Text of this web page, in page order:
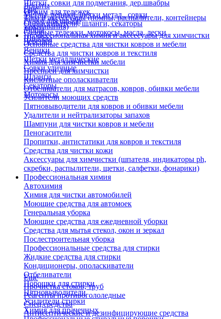
Щетки, совки для подметания, дер.швабры
Отжим для тележек
Ручки для швабр
Мопы
Швабры
Лопаты
Метлы, веники, щетки метал., совки
Опрыскиватели, шланги, секаторы
Садовые тележки, мотокосы, масла, лески
Черенки
Веники
Щетки металлические
Совки уличные
Шланги
Секаторы
Мотокосы
Еще
Тара и аксессуары (помпы, распылители, контейнеры
замачивания)
Профессиональная химия и акссесуары для химчистки
Основные средства для чистки ковров и мебели
Средства для чистки ковров и текстиля
Химия для химчистки мебели
Преспреи для химчистки
Кислотные ополаскиватели
Отбеливатели для матрасов, ковров, обивки мебели
Усилители моющих средств
Пятновыводители для ковров и обивки мебели
Удалители и нейтрализаторы запахов
Шампуни для чистки ковров и мебели
Пеногасители
Пропитки, антистатики для ковров и текстиля
Средства для чистки кожи
Аксессуары для химчистки (шпателя, индикаторы ph,
скребки, распылители, щетки, салфетки, фонарики)
Профессиональная химия
Автохимия
Химия для чистки автомобилей
Моющие средства для автомоек
Генеральная уборка
Моющие средства для ежедневной уборки
Средства для мытья стекол, окон и зеркал
Послестроительная уборка
Профессиональные средства для стирки
Жидкие средства для стирки
Кондиционеры, ополаскиватели
Отбеливатели
Порошки для стирки
Пятновыводители
Усилители стирки
Химия для прачечных
Еще
Прочистка стоков, труб
Реагенты противогололедные
Спец.средства
Антисептические и дезинфицирующие средства